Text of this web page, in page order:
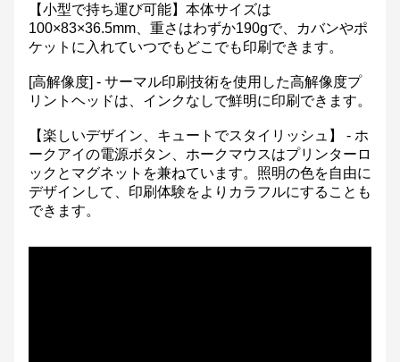
【小型で持ち運び可能】本体サイズは
100×83×36.5mm、重さはわずか190gで、カバンやポ
ケットに入れていつでもどこでも印刷できます。
[高解像度] - サーマル印刷技術を使用した高解像度プ
リントヘッドは、インクなしで鮮明に印刷できます。
【楽しいデザイン、キュートでスタイリッシュ】 - ホ
ークアイの電源ボタン、ホークマウスはプリンターロ
ックとマグネットを兼ねています。照明の色を自由に
デザインして、印刷体験をよりカラフルにすることも
できます。